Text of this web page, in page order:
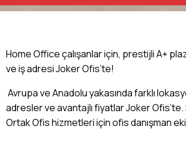
Home Office çalışanlar için, prestijli A+
ve iş adresi Joker Ofis’te!
Avrupa ve Anadolu yakasında farklı
adresler ve avantajlı fiyatlar Joker Ofis’te.
Ortak Ofis hizmetleri için ofis danışman